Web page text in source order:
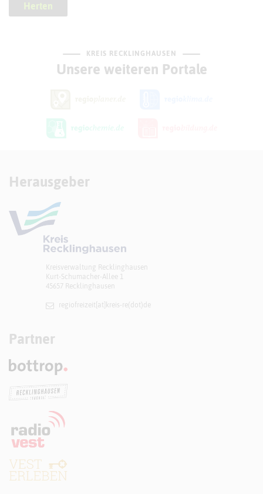
Herten
KREIS RECKLINGHAUSEN
Unsere weiteren Portale
Herausgeber
Kreisverwaltung Recklinghausen
Kurt-Schumacher-Allee 1
45657 Recklinghausen
regiofreizeit[at]​kreis-re(dot)de
Partner